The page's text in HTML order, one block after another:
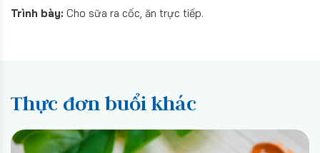
Trình bày: Cho sữa ra cốc, ăn trực tiếp.
Thực đơn buổi khác